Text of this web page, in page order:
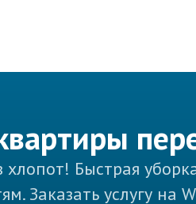
Быстрая
Заказать услугу на